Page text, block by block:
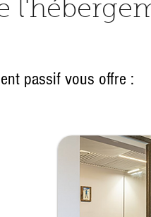
passif vous offre :